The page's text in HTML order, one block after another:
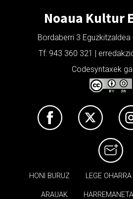
Noaua Kultur
Bordaberri 3 Eguzkitzaldea
Tf: 943 360 321 |
Codesyntaxek
HONI BURUZ LEGE OHARRA
ARAUAK